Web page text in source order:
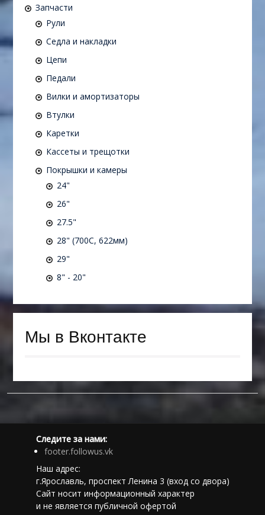
Запчасти
Рули
Седла и накладки
Цепи
Педали
Вилки и амортизаторы
Втулки
Каретки
Кассеты и трещотки
Покрышки и камеры
24"
26"
27.5"
28" (700C, 622мм)
29"
8" - 20"
Мы в Вконтакте
Следите за нами:
footer.followus.vk
Наш адрес:
г.Ярославль, проспект Ленина 3 (вход со двора)
Сайт носит информационный характер
и не является публичной офертой